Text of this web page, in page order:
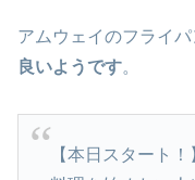
アムウェイのフライ
良いようです。
【本日スタート